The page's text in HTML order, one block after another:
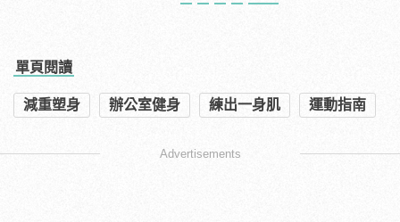
單頁閱讀
減重塑身 辦公室健身 練出一身肌 運動指南
Advertisements